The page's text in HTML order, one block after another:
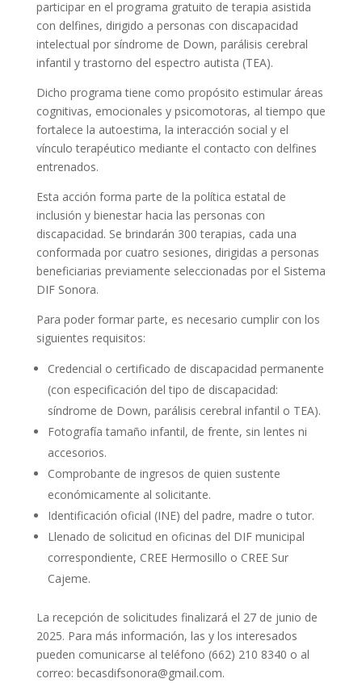
participar en el programa gratuito de terapia asistida
con delfines, dirigido a personas con discapacidad
intelectual por síndrome de Down, parálisis cerebral
infantil y trastorno del espectro autista (TEA).
Dicho programa tiene como propósito estimular áreas
cognitivas, emocionales y psicomotoras, al tiempo que
fortalece la autoestima, la interacción social y el
vínculo terapéutico mediante el contacto con delfines
entrenados.
Esta acción forma parte de la política estatal de
inclusión y bienestar hacia las personas con
discapacidad. Se brindarán 300 terapias, cada una
conformada por cuatro sesiones, dirigidas a personas
beneficiarias previamente seleccionadas por el Sistema
DIF Sonora.
Para poder formar parte, es necesario cumplir con los
siguientes requisitos:
Credencial o certificado de discapacidad permanente
(con especificación del tipo de discapacidad:
síndrome de Down, parálisis cerebral infantil o TEA).
Fotografía tamaño infantil, de frente, sin lentes ni
accesorios.
Comprobante de ingresos de quien sustente
económicamente al solicitante.
Identificación oficial (INE) del padre, madre o tutor.
Llenado de solicitud en oficinas del DIF municipal
correspondiente, CREE Hermosillo o CREE Sur
Cajeme.
La recepción de solicitudes finalizará el 27 de junio de
2025. Para más información, las y los interesados
pueden comunicarse al teléfono (662) 210 8340 o al
correo: becasdifsonora@gmail.com.